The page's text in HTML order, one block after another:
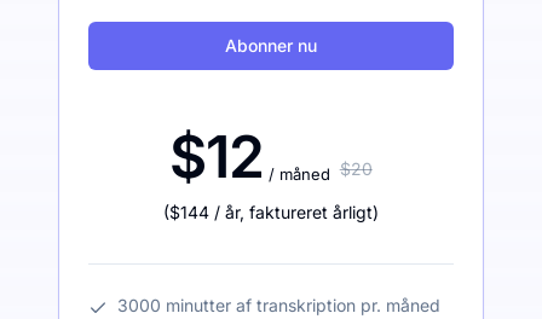
Abonner nu
$12 / måned $20
($144 / år, faktureret årligt)
3000 minutter af transkription pr. måned